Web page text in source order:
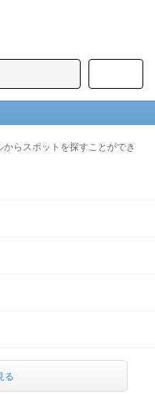
らスポットを探すことができ
る